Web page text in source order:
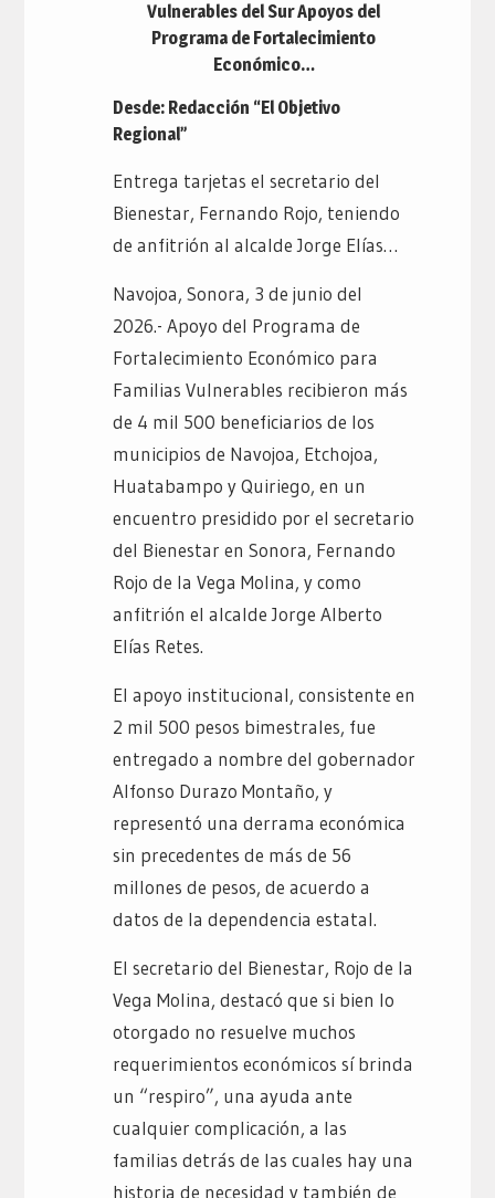
Vulnerables del Sur Apoyos del
Programa de Fortalecimiento
Económico…
Desde: Redacción “El Objetivo
Regional”
Entrega tarjetas el secretario del
Bienestar, Fernando Rojo, teniendo
de anfitrión al alcalde Jorge Elías…
Navojoa, Sonora, 3 de junio del
2026.- Apoyo del Programa de
Fortalecimiento Económico para
Familias Vulnerables recibieron más
de 4 mil 500 beneficiarios de los
municipios de Navojoa, Etchojoa,
Huatabampo y Quiriego, en un
encuentro presidido por el secretario
del Bienestar en Sonora, Fernando
Rojo de la Vega Molina, y como
anfitrión el alcalde Jorge Alberto
Elías Retes.
El apoyo institucional, consistente en
2 mil 500 pesos bimestrales, fue
entregado a nombre del gobernador
Alfonso Durazo Montaño, y
representó una derrama económica
sin precedentes de más de 56
millones de pesos, de acuerdo a
datos de la dependencia estatal.
El secretario del Bienestar, Rojo de la
Vega Molina, destacó que si bien lo
otorgado no resuelve muchos
requerimientos económicos sí brinda
un “respiro”, una ayuda ante
cualquier complicación, a las
familias detrás de las cuales hay una
historia de necesidad y también de